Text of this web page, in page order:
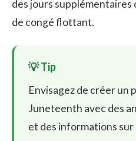
des jours
de congé flottant.
Envisagez de créer un
Juneteenth avec des
et des informations